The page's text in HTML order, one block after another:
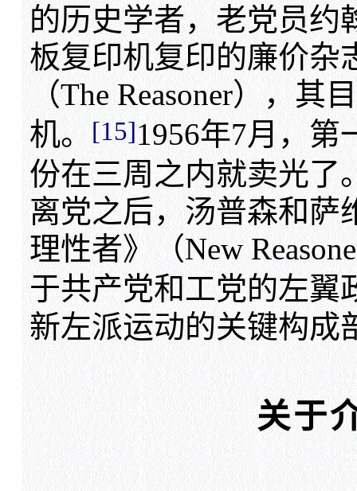
的历史学者，老党员约
板复印机复印的廉价杂
（The Reasoner），
机。
[15]1956年7月，
份在三周之内就卖光了
离党之后，汤普森和萨
理性者》（New
于共产党和工党的左翼
新左派运动的关键构成
关于